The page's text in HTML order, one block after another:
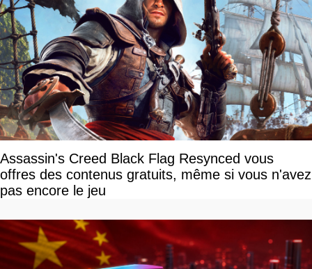
Assassin's Creed Black Flag Resynced vous
offres des contenus gratuits, même si vous n'avez
pas encore le jeu